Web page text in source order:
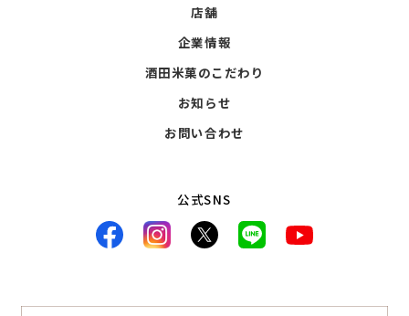
店舗
企業情報
酒田米菓のこだわり
お知らせ
お問い合わせ
公式SNS